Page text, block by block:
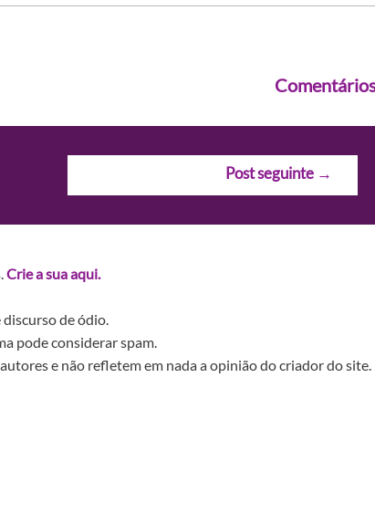
Post seguinte →
Crie a sua aqui.
de ódio.
pode considerar spam.
e não refletem em nada a opinião do criador do site.